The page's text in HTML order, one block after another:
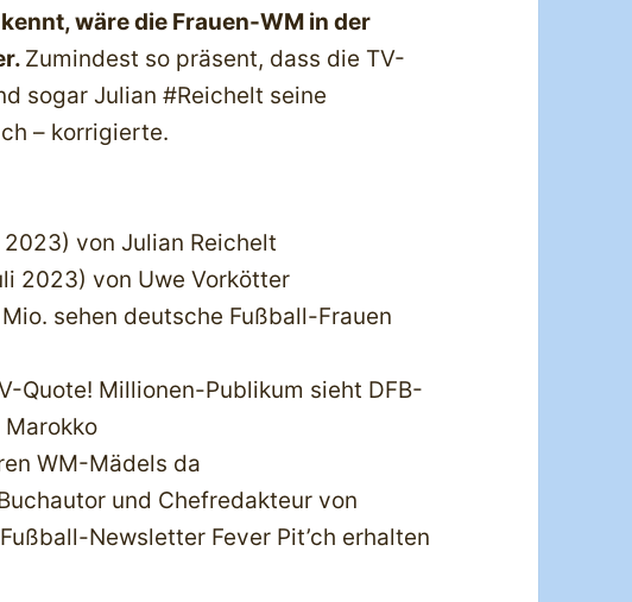
wäre die Frauen-WM in der
Zumindest so präsent, dass die TV-
sogar Julian #Reichelt seine
– korrigierte.
von Julian Reichelt
2023) von Uwe Vorkötter
sehen deutsche Fußball-Frauen
Quote! Millionen-Publikum sieht DFB-
WM-Mädels da
und Chefredakteur von
Newsletter Fever Pit’ch erhalten